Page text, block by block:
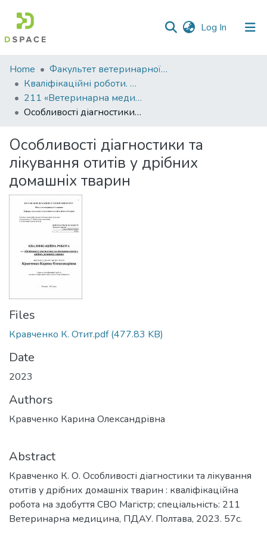
Log In (current)
Communities
&
Collections
Statistics
Home
Факультет ветеринарної медицини
Кваліфікаційні роботи. Факультет ветеринарної медицини
211 «Ветеринарна медицина» - Магістри 2022-2023
Особливості діагностики та лікування отитів у дрібних домашніх тварин
Особливості діагностики та
лікування отитів у дрібних
домашніх тварин
Files
Кравченко К. Отит.pdf(477.83 KB)
Date
2023
Authors
Кравченко Карина Олександрівна
Abstract
Кравченко К. О. Особливості діагностики та лікування
отитів у дрібних домашніх тварин : кваліфікаційна
робота на здобуття СВО Магістр; спеціальність: 211
Ветеринарна медицина, ПДАУ. Полтава, 2023. 57с.